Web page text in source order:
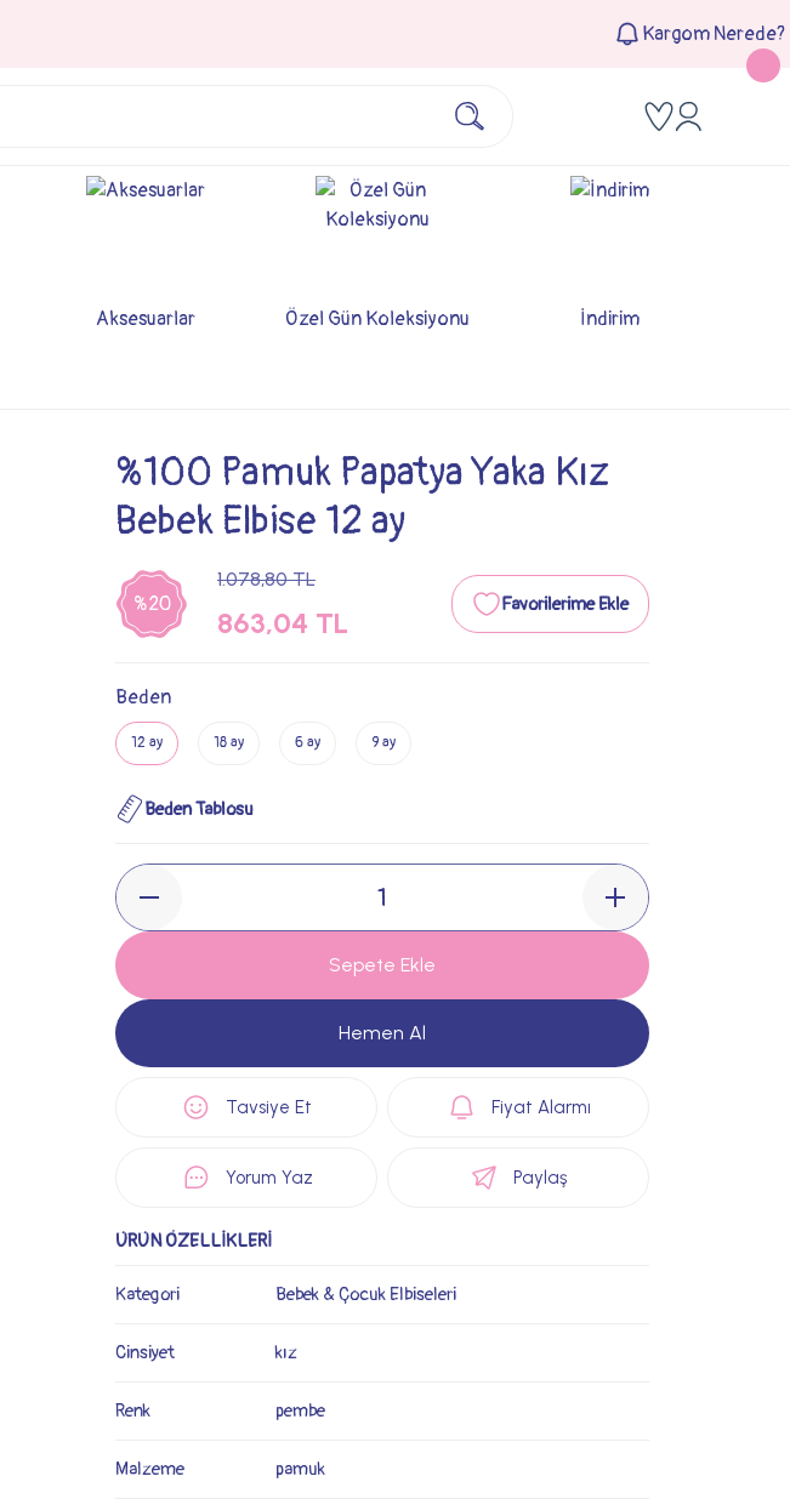
Kargom Nerede?
Aksesuarlar Özel Gün Koleksiyonu İndirim
%100 Pamuk Papatya Yaka Kız
Bebek Elbise 12 ay
%20
1.078,80 TL
863,04 TL
Beden
12 ay 18 ay 6 ay 9 ay
Beden Tablosu
Sepete Ekle
Hemen Al
Tavsiye Et Fiyat Alarmı
Yorum Yaz Paylaş
ÜRÜN ÖZELLİKLERİ
Kategori Bebek & Çocuk Elbiseleri
Cinsiyet kız
Renk pembe
Malzeme pamuk